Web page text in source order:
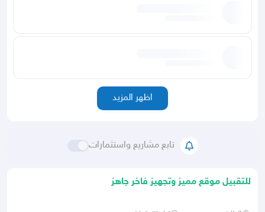
اظهر المزيد
تابع مشاريع واستثمارات
للتقبيل موقع مميز وتجهيز فاخر جاهز